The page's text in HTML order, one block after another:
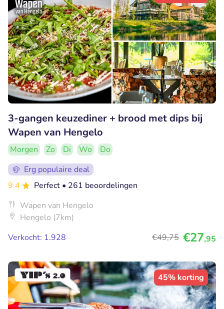
3-gangen keuzediner + brood met dips bij
Wapen van Hengelo
Morgen Zo Di Wo
Do
Erg populaire deal
9.4
Perfect • 261 beoordelingen
Wapen van Hengelo
Hengelo (7km)
Verkocht: 1.928
€49,75 €27,95
45% korting